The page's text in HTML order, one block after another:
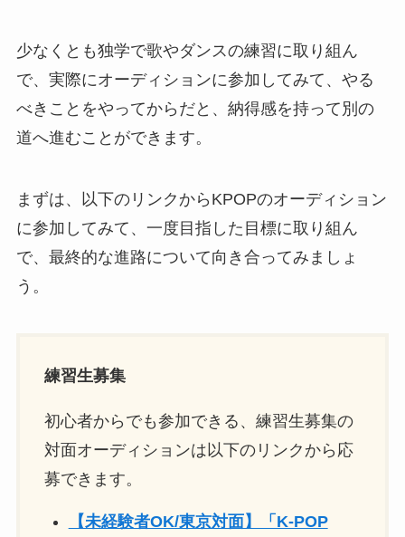
少なくとも独学で歌やダンスの練習に取り組ん
で、実際にオーディションに参加してみて、やる
べきことをやってからだと、納得感を持って別の
道へ進むことができます。
まずは、以下のリンクからKPOPのオーディション
に参加してみて、一度目指した目標に取り組ん
で、最終的な進路について向き合ってみましょ
う。
練習生募集
初心者からでも参加できる、練習生募集の
対面オーディションは以下のリンクから応
募できます。
【未経験者OK/東京対面】「K-POP